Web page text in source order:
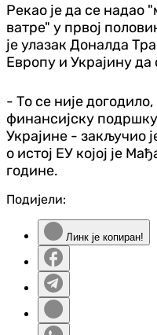
Рекао је да се надао
ватре" у првој
је улазак Доналда
Европу и Украјину да
- То се није
финансијску
Украјине - закључио
о истој ЕУ којој је
године.
Подијели:
Линк је копиран!